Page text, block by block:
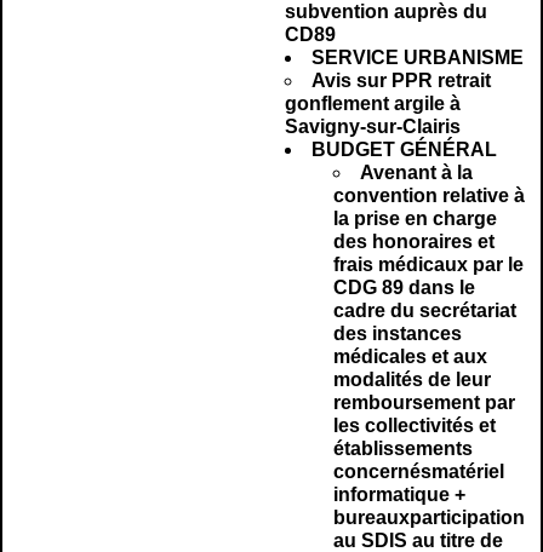
subvention auprès du
CD89
SERVICE URBANISME
Avis sur PPR retrait
gonflement argile à
Savigny-sur-Clairis
BUDGET GÉNÉRAL
Avenant à la
convention relative à
la prise en charge
des honoraires et
frais médicaux par le
CDG 89 dans le
cadre du secrétariat
des instances
médicales et aux
modalités de leur
remboursement par
les collectivités et
établissements
concernésmatériel
informatique +
bureauxparticipation
au SDIS au titre de